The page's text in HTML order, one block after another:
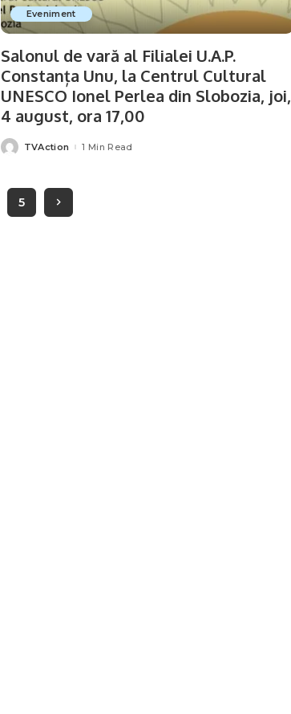
Eveniment
Salonul de vară al Filialei U.A.P.
Constanța Unu, la Centrul Cultural
UNESCO Ionel Perlea din Slobozia, joi,
4 august, ora 17,00
PostedTVAction 1 Min Read
5